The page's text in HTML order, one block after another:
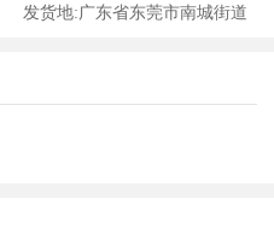
发货地:广东省东莞市南城街道